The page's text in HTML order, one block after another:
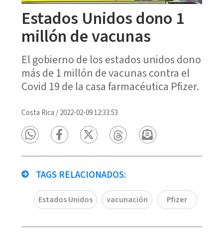
Estados Unidos dono 1
millón de vacunas
El gobierno de los estados unidos dono
más de 1 millón de vacunas contra el
Covid 19 de la casa farmacéutica Pfizer.
Costa Rica /2022-02-09 12:33:53
TAGS RELACIONADOS:
Estados Unidos vacunación Pfizer